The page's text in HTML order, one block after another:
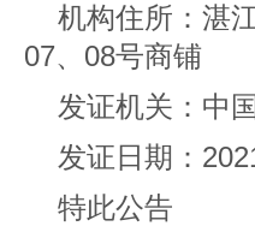
机构住所：湛
07、08号商铺
发证机关：中
发证日期：
特此公告